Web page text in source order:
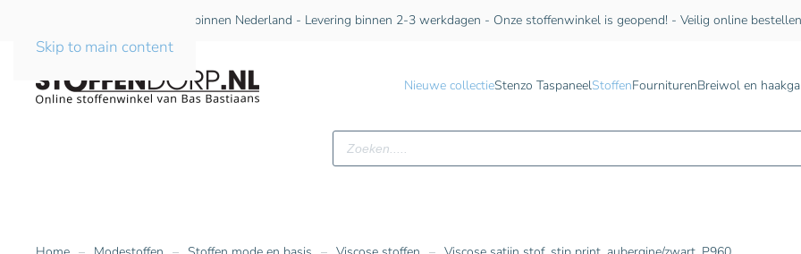
Skip to main content
Gratis verzending vanaf €75 binnen Nederland - Levering binnen 2-3 werkdagen - Onze stoffenwinkel is geopend! - Veilig online bestellen
Nieuwe collectieStenzo TaspaneelStoffenFourniturenBreiwol en
Producten
zoeken